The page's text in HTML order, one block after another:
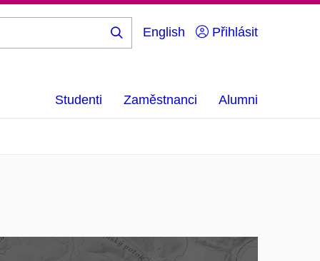
English Přihlásit
Studenti Zaměstnanci Alumni